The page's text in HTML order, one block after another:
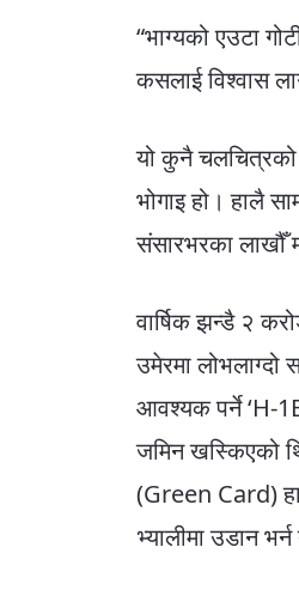
“भाग्यको एउटा
कसलाई विश्वास
यो कुनै चलचित्रको
भोगाइ हो। हालै
संसारभरका लाखौँ
वार्षिक झन्डै २
उमेरमा
आवश्यक पर्ने ‘H-
जमिन खस्किएको
(Green Card)
भ्यालीमा उडान